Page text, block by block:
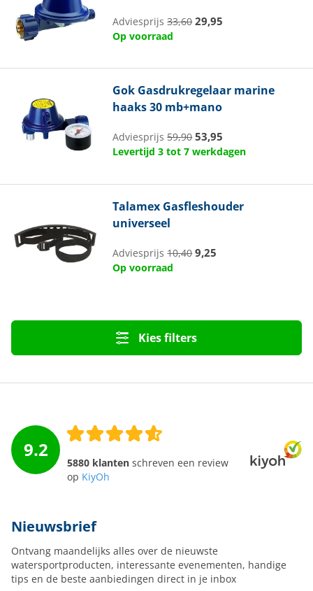
Adviesprijs33,60 29,95
Op voorraad
Gok Gasdrukregelaar marine
haaks 30 mb+mano
Adviesprijs59,90 53,95
Levertijd 3 tot 7 werkdagen
Talamex Gasfleshouder
universeel
Adviesprijs10,40 9,25
Op voorraad
Kies filters
9.2
5880 klanten schreven een review
op KiyOh
Nieuwsbrief
Ontvang maandelijks alles over de nieuwste
watersportproducten, interessante evenementen, handige
tips en de beste aanbiedingen direct in je inbox